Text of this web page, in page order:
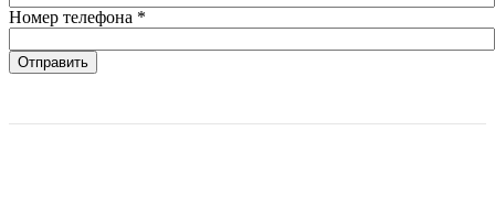
Номер телефона *
Отправить